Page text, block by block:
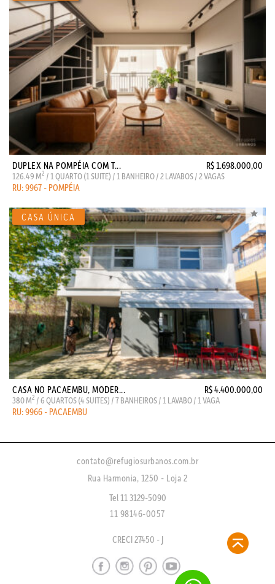
DUPLEX NA POMPÉIA COM T... R$ 1.698.000,00
126.49 M2 / 1 QUARTO (1 SUITE) / 1 BANHEIRO / 2 LAVABOS / 2 VAGAS
RU: 9967 - POMPÉIA
CASA NO PACAEMBU, MODER... R$ 4.400.000,00
380 M2 / 6 QUARTOS (4 SUITES) / 7 BANHEIROS / 1 LAVABO / 1 VAGA
RU: 9966 - PACAEMBU
contato@refugiosurbanos.com.br
Rua Harmonia, 1250 - Loja 2
Tel 11 3129-5090
11 98146-0057
CRECI 27450 - J